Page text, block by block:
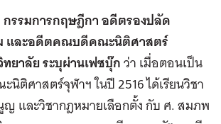
กรรมการกฤษฎีกา อดีตรองปลัด
และอดีตคณบดีคณะนิติศาสตร์
ยาลัย ระบุผ่านเฟซบุ๊กว่า เมื่อตอนเป็น
ติศาสตร์จุฬาฯ ในปี 2516 ได้เรียนวิชา
ญ และวิชากฎหมายเลือกตั้ง กับ ศ. สมภพ